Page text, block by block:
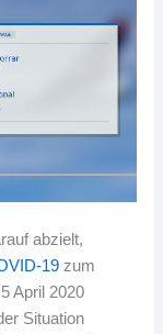
abzielt,
19 zum
April 2020
Situation